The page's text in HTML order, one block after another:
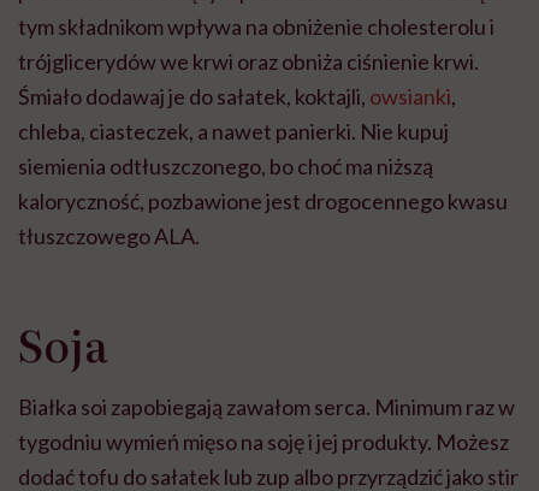
tym składnikom wpływa na obniżenie cholesterolu i
trójglicerydów we krwi oraz obniża ciśnienie krwi.
Śmiało dodawaj je do sałatek, koktajli, owsianki,
chleba, ciasteczek, a nawet panierki. Nie kupuj
siemienia odtłuszczonego, bo choć ma niższą
kaloryczność, pozbawione jest drogocennego kwasu
tłuszczowego ALA.
Soja
Białka soi zapobiegają zawałom serca. Minimum raz w
tygodniu wymień mięso na soję i jej produkty. Możesz
dodać tofu do sałatek lub zup albo przyrządzić jako stir